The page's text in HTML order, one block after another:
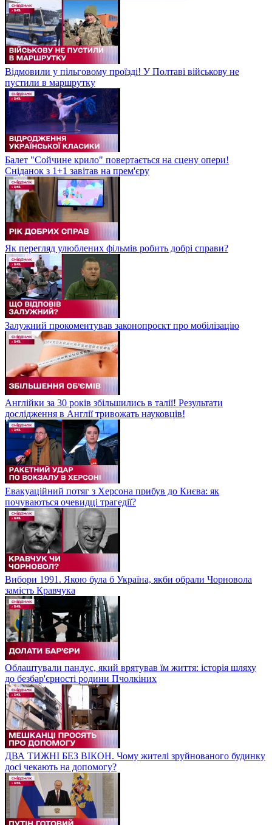
Відмовили у пільговому проїзді! У Полтаві військову не
пустили в маршрутку
Балет "Сойчине крило" повертається на сцену опери!
Сніданок з 1+1 завітав на прем'єру
Як перегляд улюблених фільмів робить добрі справи?
Залужний прокоментував законопроєкт про мобілізацію
Англійки за 30 років збільшились в талії! Результати
дослідження в Англії тривожать науковців!
Евакуаційний потяг з Херсона прибув до Києва: як
почуваються очевидці трагедії?
Вибори 1991. Якою була б Україна, якби обрали Чорновола
замість Кравчука
Облаштували пандус, який врятував їм життя: історія шляху
до безбар'єрності родини Пчолкіних
ДВА ТИЖНІ БЕЗ ВІКОН. Чому жителі зруйнованого будинку
досі чекають на допомогу?